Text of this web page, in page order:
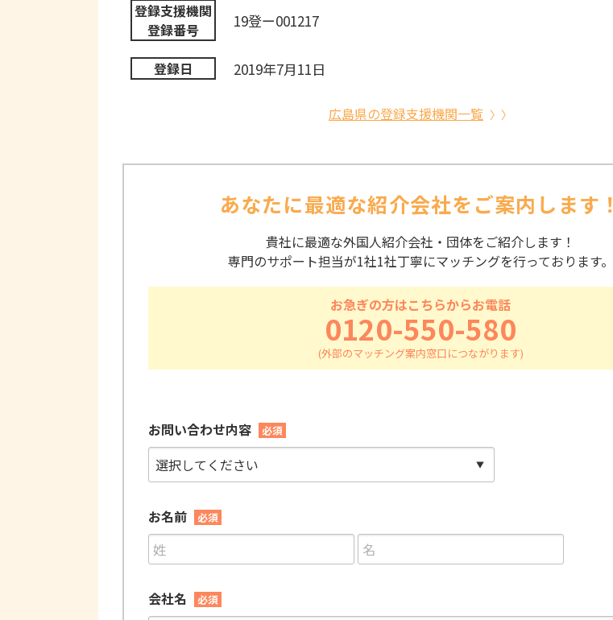
登録支援機関
登録番号
19登ー001217
登録日 2019年7月11日
広島県の登録支援機関一覧
あなたに最適な紹介会社をご案内します！
貴社に最適な外国人紹介会社・団体をご紹介します！
専門のサポート担当が1社1社丁寧にマッチングを行っております。
お急ぎの方はこちらからお電話
0120-550-580
お問い合わせ内容 必須
お名前 必須
会社名 必須